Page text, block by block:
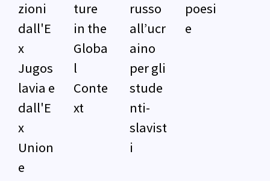
zioni
dall'E
x
Jugos
lavia e
dall'E
x
Union
e
ture
in the
Globa
l
Conte
xt
russo
all’ucr
aino
per gli
stude
nti-
slavist
i
poesi
e